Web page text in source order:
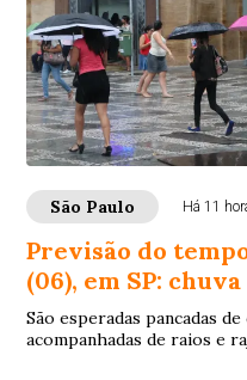
São Paulo Há 11
Previsão do
(06), em SP:
São esperadas pancadas
acompanhadas de raios e